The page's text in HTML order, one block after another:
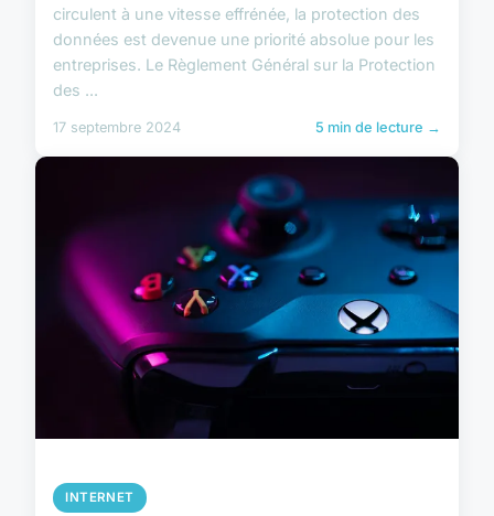
circulent à une vitesse effrénée, la protection des
données est devenue une priorité absolue pour les
entreprises. Le Règlement Général sur la Protection
des ...
17 septembre 2024 5 min de lecture →
INTERNET